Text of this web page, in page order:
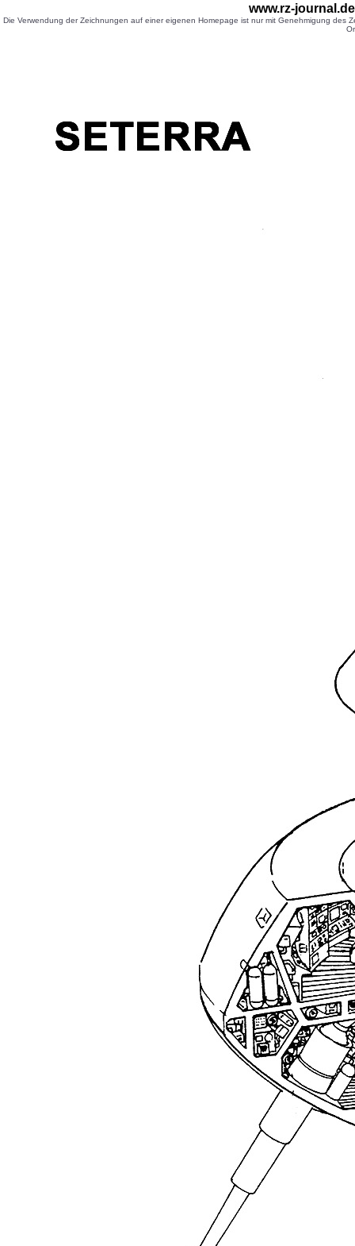
www.rz-
Die Verwendung der Zeichnungen auf einer eigenen Homepage ist nur mit Genehmigung